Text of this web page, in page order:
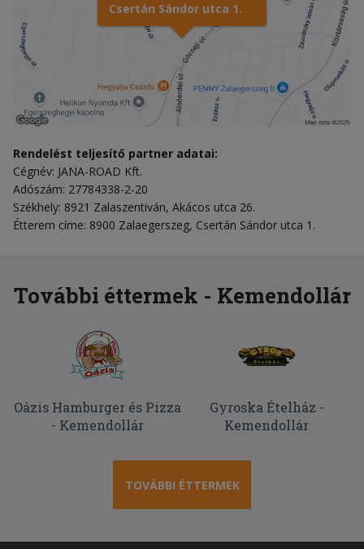
Csertán Sándor utca 1.
Rendelést teljesítő partner adatai:
Cégnév: JANA-ROAD Kft.
Adószám: 27784338-2-20
Székhely: 8921 Zalaszentiván, Akácos utca 26.
Étterem címe: 8900 Zalaegerszeg, Csertán Sándor utca 1.
További éttermek - Kemendollár
Oázis Hamburger és Pizza
- Kemendollár
Gyroska Ételház -
Kemendollár
TOVÁBBI ÉTTERMEK